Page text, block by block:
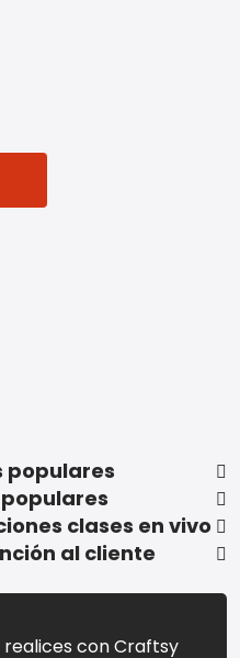
populares
clases en vivo
al cliente
realices con Craftsy